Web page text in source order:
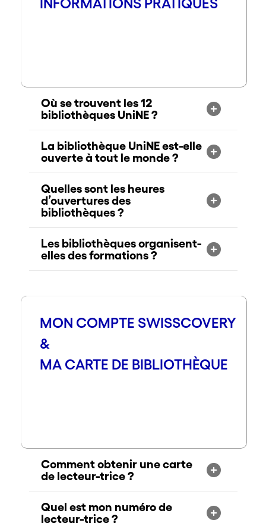
Où se trouvent les 12
bibliothèques UniNE ?
La bibliothèque UniNE est-elle
ouverte à tout le monde ?
Quelles sont les heures
d’ouvertures des
bibliothèques ?
Les bibliothèques organisent-
elles des formations ?
MON COMPTE SWISSCOVERY
&
MA CARTE DE BIBLIOTHÈQUE
Comment obtenir une carte
de lecteur-trice ?
Quel est mon numéro de
lecteur-trice ?